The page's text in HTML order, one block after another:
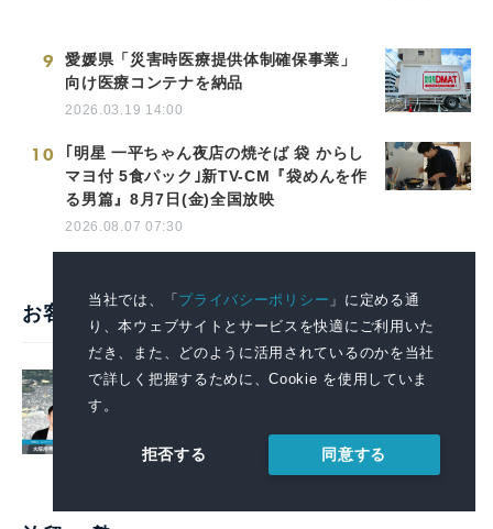
当社では、「プライバシーポリシー 」に定める通
り、本ウェブサイトとサービスを快適にご利用いた
だき、また、どのように活用されているのかを当社
で詳しく把握するために、Cookie を使用していま
す。
拒否する 同意する
9
愛媛県「災害時医療提供体制確保事業」
向け医療コンテナを納品
2026.03.19 14:00
10
｢明星 一平ちゃん夜店の焼そば 袋 からし
マヨ付 5食パック｣新TV-CM『袋めんを作
る男篇』8月7日(金)全国放映
2026.08.07 07:30
お客様の声・活用事例
戦略的広報で堺の魅力を全国へ。プレ
導入事例一覧を見る